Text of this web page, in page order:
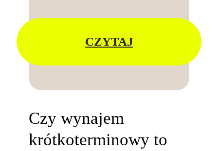
CZYTAJ
Czy wynajem
krótkoterminowy to